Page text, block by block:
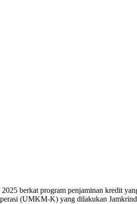
berkat program penjaminan kredit
(UMKM-K) yang dilakukan